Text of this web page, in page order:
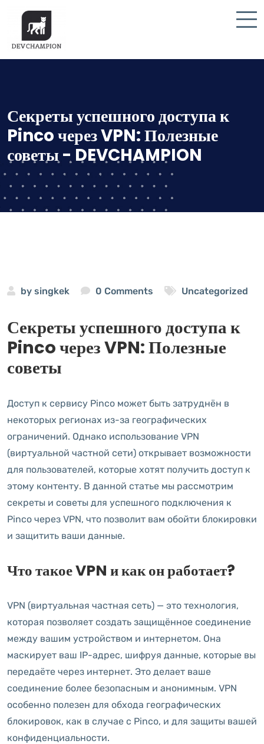
Секреты успешного доступа к
Pinco через VPN: Полезные
советы - DEVCHAMPION
by singkek 0 Comments Uncategorized
Секреты успешного доступа к
Pinco через VPN: Полезные
советы
Доступ к сервису Pinco может быть затруднён в
некоторых регионах из-за географических
ограничений. Однако использование VPN
(виртуальной частной сети) открывает возможности
для пользователей, которые хотят получить доступ к
этому контенту. В данной статье мы рассмотрим
секреты и советы для успешного подключения к
Pinco через VPN, что позволит вам обойти блокировки
и защитить ваши данные.
Что такое VPN и как он работает?
VPN (виртуальная частная сеть) — это технология,
которая позволяет создать защищённое соединение
между вашим устройством и интернетом. Она
маскирует ваш IP-адрес, шифруя данные, которые вы
передаёте через интернет. Это делает ваше
соединение более безопасным и анонимным. VPN
особенно полезен для обхода географических
блокировок, как в случае с Pinco, и для защиты вашей
конфиденциальности.